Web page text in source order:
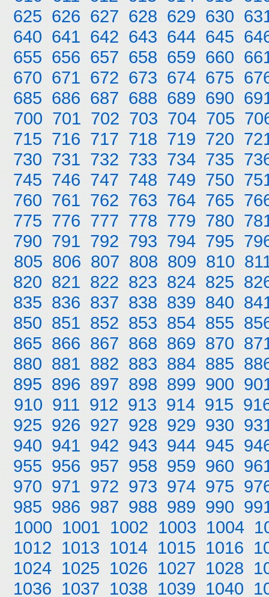
625 626 627 628 629 630
640 641 642 643 644 645
655 656 657 658 659 660
670 671 672 673 674 675
685 686 687 688 689 690
700 701 702 703 704 705
715 716 717 718 719 720
730 731 732 733 734 735
745 746 747 748 749 750
760 761 762 763 764 765
775 776 777 778 779 780
790 791 792 793 794 795
805 806 807 808 809 810
820 821 822 823 824 825
835 836 837 838 839 840
850 851 852 853 854 855
865 866 867 868 869 870
880 881 882 883 884 885
895 896 897 898 899 900
910 911 912 913 914 915
925 926 927 928 929 930
940 941 942 943 944 945
955 956 957 958 959 960
970 971 972 973 974 975
985 986 987 988 989 990
1000 1001 1002 1003 1004
1012 1013 1014 1015 1016
1024 1025 1026 1027 1028
1036 1037 1038 1039 1040